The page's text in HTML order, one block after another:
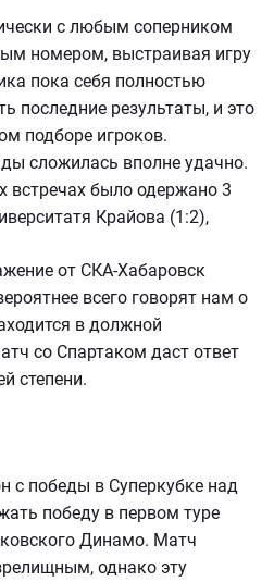
с любым соперником
номером, выстраивая игру
пока себя полностью
последние результаты, и это
подборе игроков.
сложилась вполне удачно.
встречах было одержано 3
Крайова (1:2),
от СКА-Хабаровск
всего говорят нам о
в должной
со Спартаком даст ответ
степени.
с победы в Суперкубке над
победу в первом туре
Динамо. Матч
однако эту